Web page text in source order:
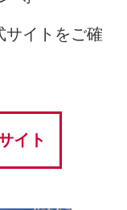
サイトをご確
イト